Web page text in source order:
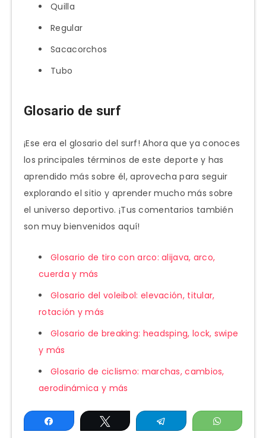
Quilla
Regular
Sacacorchos
Tubo
Glosario de surf
¡Ese era el glosario del surf! Ahora que ya conoces
los principales términos de este deporte y has
aprendido más sobre él, aprovecha para seguir
explorando el sitio y aprender mucho más sobre
el universo deportivo. ¡Tus comentarios también
son muy bienvenidos aquí!
Glosario de tiro con arco: alijava, arco,
cuerda y más
Glosario del voleibol: elevación, titular,
rotación y más
Glosario de breaking: headsping, lock, swipe
y más
Glosario de ciclismo: marchas, cambios,
aerodinámica y más
Compartir Twittear Telegram